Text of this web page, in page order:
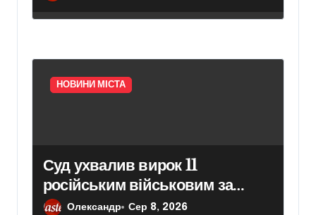
НОВИНИ МІСТА
Суд ухвалив вирок 11
російським військовим за
вбивство шести цивільних на
Олександр Сер 8, 2026